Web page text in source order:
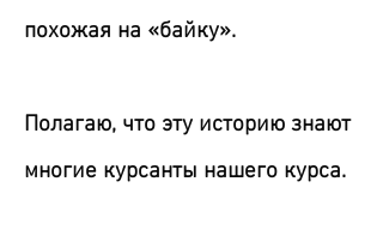
похожая на «байку».
Полагаю, что эту историю знают
многие курсанты нашего курса.